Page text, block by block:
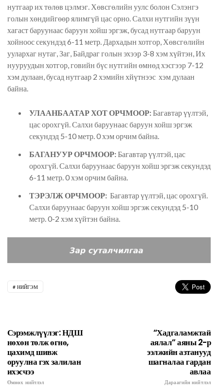
нутгаар их төлөв цэлмэг. Хөвсгөлийн уулс болон Сэлэнгэ
голын хөндийгөөр ялимгүй цас орно. Салхи нутгийн зүүн
хагаст баруунаас баруун хойш эргэж, бусад нутгаар баруун
хойноос секундэд 6-11 метр. Дархадын хотгор, Хөвсгөлийн
уулархаг нутаг, Заг, Байдраг голын эхээр 3-8 хэм хүйтэн, Их
нууруудын хотгор, говийн бүс нутгийн өмнөд хэсгээр 7-12
хэм дулаан, бусад нутгаар 2 хэмийн хйүтнээс хэм дулаан
байна.
УЛААНБААТАР ХОТ ОРЧМООР:Багавтар үүлтэй,
цас орохгүй. Салхи баруунаас баруун хойш эргэж
секундэд 5-10 метр. 0 хэм орчим байна.
БАГАНУУР ОРЧМООР:Багавтар үүлтэй, цас
орохгүй. Салхи баруунаас баруун хойш эргэж секундэд
6-11 метр. 0 хэм орчим байна.
ТЭРЭЛЖ ОРЧМООР: Багавтар үүлтэй, цас орохгүй.
Салхи баруунаас баруун хойш эргэж секундэд 5-10
метр. 0-2 хэм хүйтэн байна.
НИЙГЭМ
Сэрэмжлүүлэг: НДШ
нөхөн төлж өгнө,
цахимд шивж
оруулна гэх залилан
ихэсчээ
Өмнөх нийтлэл
“Хадгаламжтай
аялал” аяны 2-р
ээлжийн азтанууд
шагналаа гардан
авлаа
Дараагийн нийтлэл